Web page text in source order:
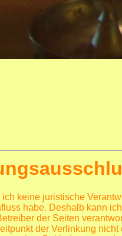
keine juristische
habe. Deshalb kann
der Seiten
der Verlinkung